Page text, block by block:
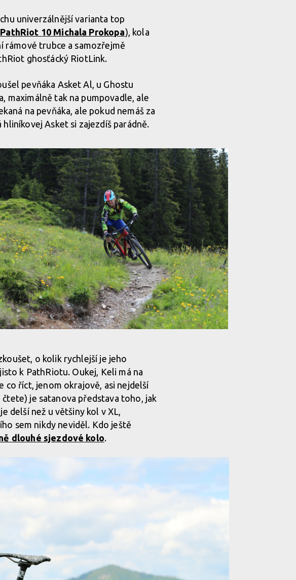
univerzálnější varianta top
10 Michala Prokopa), kola
rámové trubce a samozřejmě
ghosťácký RiotLink.
pevňáka Asket Al, u Ghostu
maximálně tak na pumpovadle, ale
na pevňáka, ale pokud nemáš za
Asket si zajezdíš parádně.
o kolik rychlejší je jeho
k PathRiotu. Oukej, Keli má na
co říct, jenom okrajově, asi nejdelší
je satanova představa toho, jak
delší než u většiny kol v XL,
sem nikdy neviděl. Kdo ještě
dlouhé sjezdové kolo.